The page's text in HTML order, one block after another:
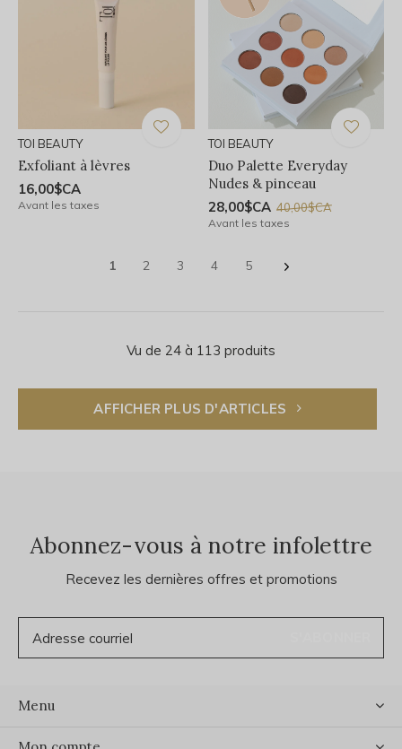
TOI BEAUTY
Exfoliant à lèvres
16,00$CA
Avant les taxes
TOI BEAUTY
Duo Palette Everyday
Nudes & pinceau
28,00$CA 40,00$CA
Avant les taxes
1 2 3 4 5
Vu de 24 à 113 produits
AFFICHER PLUS D'ARTICLES
Abonnez-vous à notre infolettre
Recevez les dernières offres et promotions
Menu